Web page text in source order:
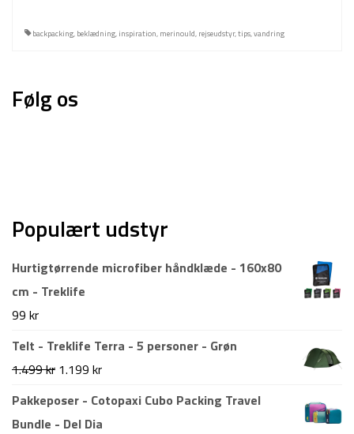
backpacking, beklædning, inspiration, merinould, rejseudstyr,tips,vandring
Følg os
Populært udstyr
Hurtigtørrende microfiber håndklæde - 160x80
cm - Treklife
99 kr
Telt - Treklife Terra - 5 personer - Grøn
1.499kr Den
oprindelige
pris
1.199 krDen
aktuelle
Pakkeposer - Cotopaxi Cubo Packing Travel
Bundle - Del Dia